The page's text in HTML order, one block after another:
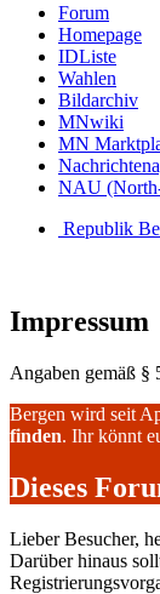
Forum
Homepage
IDListe
Wahlen
Bildarchiv
MNwiki
MN
NAU
Republik
Impressum
Angaben gemäß §
Bergen wird seit
finden. Ihr könnt
Dieses
Lieber Besucher,
Darüber hinaus